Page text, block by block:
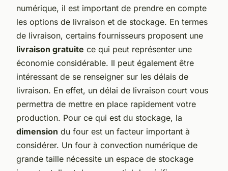
numérique, il est important de prendre en compte
les options de livraison et de stockage. En termes
de livraison, certains fournisseurs proposent une
livraison gratuite ce qui peut représenter une
économie considérable. Il peut également être
intéressant de se renseigner sur les délais de
livraison. En effet, un délai de livraison court vous
permettra de mettre en place rapidement votre
production. Pour ce qui est du stockage, la
dimension du four est un facteur important à
considérer. Un four à convection numérique de
grande taille nécessite un espace de stockage